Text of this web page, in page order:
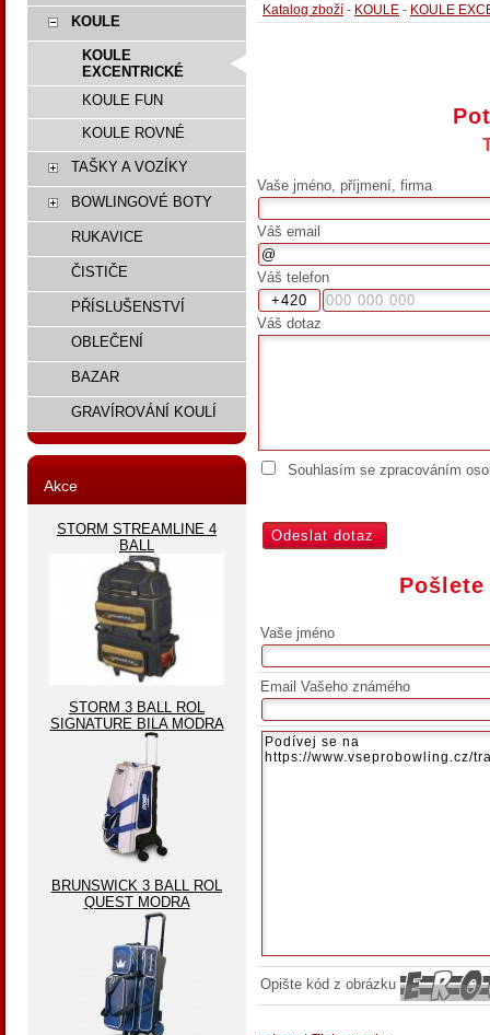
Katalog zboží - KOULE - KOULE
Vaše jméno, příjmení, firma
Váš email
Váš telefon
Váš dotaz
Souhlasím se zpracováním
Vaše jméno
Email Vašeho známého
Opište kód z obrázku
KOULE
KOULE
EXCENTRICKÉ
KOULE FUN
KOULE ROVNÉ
TAŠKY A VOZÍKY
BOWLINGOVÉ BOTY
RUKAVICE
ČISTIČE
PŘÍSLUŠENSTVÍ
OBLEČENÍ
BAZAR
GRAVÍROVÁNÍ KOULÍ
Akce
STORM STREAMLINE 4
BALL
STORM 3 BALL ROL
SIGNATURE BILA MODRA
BRUNSWICK 3 BALL ROL
QUEST MODRA